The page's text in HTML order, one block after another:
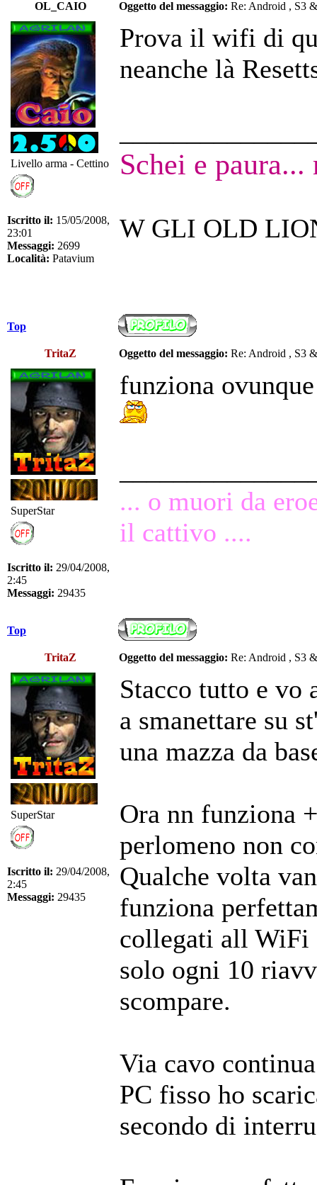
OL_CAIO Oggetto del messaggio: Re: Android , S3
Livello arma - Cettino
Iscritto il: 15/05/2008,
23:01
Messaggi: 2699
Località: Patavium
Prova il wifi di
neanche là
Schei e
W GLI OLD
Top
TritaZ Oggetto del messaggio: Re: Android , S3
SuperStar
Iscritto il: 29/04/2008,
2:45
Messaggi: 29435
funziona
... o muori da
il cattivo ....
Top
TritaZ Oggetto del messaggio: Re: Android , S3
SuperStar
Iscritto il: 29/04/2008,
2:45
Messaggi: 29435
Stacco tutto e vo
a smanettare su
una mazza da
Ora nn funziona
perlomeno non
Qualche volta
funziona
collegati all WiFi
solo ogni 10
scompare.
Via cavo
PC fisso ho
secondo di